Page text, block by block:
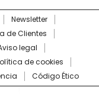
Newsletter
de Clientes
legal
de cookies
Código Ético